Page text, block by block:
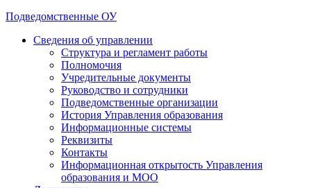
Подведомственные ОУ
Сведения об управлении
Структура и регламент работы
Полномочия
Учредительные документы
Руководство и сотрудники
Подведомственные организации
История Управления образования
Информационные системы
Реквизиты
Контакты
Информационная открытость Управления
образования и МОО